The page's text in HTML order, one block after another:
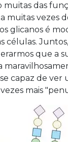
das
vezes
glicanos é
células.
que a
capaz de ver
mais